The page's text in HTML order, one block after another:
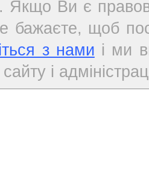
Якщо Ви є
бажаєте, щоб
з нами і ми
і